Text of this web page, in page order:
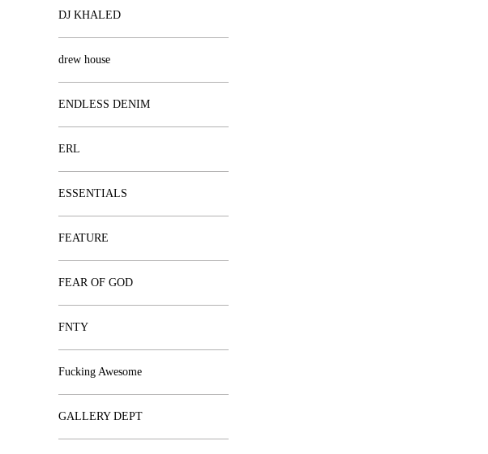
DJ KHALED
drew house
ENDLESS DENIM
ERL
ESSENTIALS
FEATURE
FEAR OF GOD
FNTY
Fucking Awesome
GALLERY DEPT